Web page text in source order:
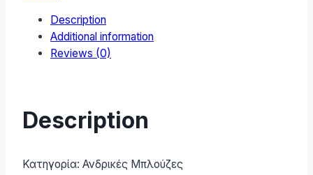
WHITE
quantity
Description
Additional information
Reviews (0)
Description
Κατηγορία: Ανδρικές Μπλούζες